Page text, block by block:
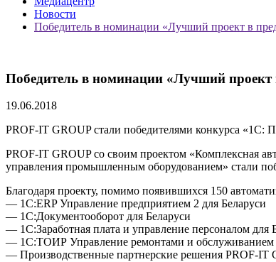
Новости
Победитель в номинации «Лучший проект в
Победитель в номинации «Лучший проект
19.06.2018
PROF-IT GROUP стали победителями конкурса «1С:
PROF-IT GROUP со своим проектом «Комплексная
управления промышленным оборудованием» стали
Благодаря проекту, помимо появившихся 150
— 1С:ERP Управление предприятием 2 для Беларуси
— 1С:Документооборот для Беларуси
— 1С:Заработная плата и управление персоналом для
— 1С:ТОИР Управление ремонтами и обслуживанием
— Производственные партнерские решения PROF-IT